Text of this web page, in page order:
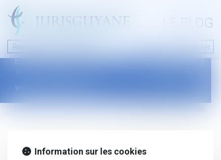
LE BLOG
Nous contacter
46 avenue de la liberté
B.P.315 - 97327 Cayenne Cedex
Tel : +594 594 29 45 35
www.jurisguyane.com
Mentions légales
Information sur les cookies